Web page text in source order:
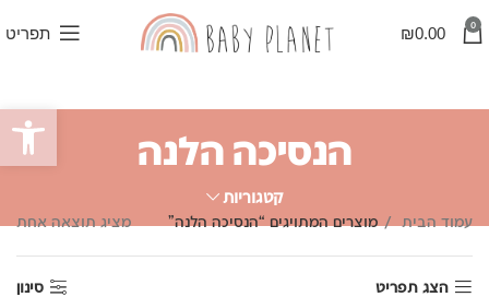
0
₪0.00 תפריט
הנסיכה הלנה
קטגוריות
עמוד הבית מוצרים המתויגים “הנסיכה הלנה” מציג תוצאה אחת
הצג תפריט סינון
פתח